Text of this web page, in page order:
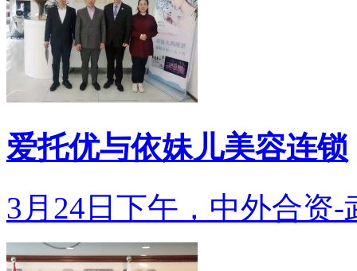
爱托优与依妹儿美容连锁
3月24日下午，中外合资